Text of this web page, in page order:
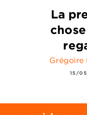
La
Grégoire
15/